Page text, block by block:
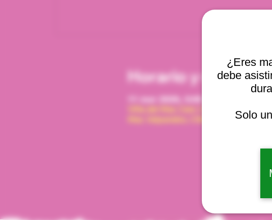
¿Eres
debe
Solo
Horario y
Viña del Mar, Cam. Internacional